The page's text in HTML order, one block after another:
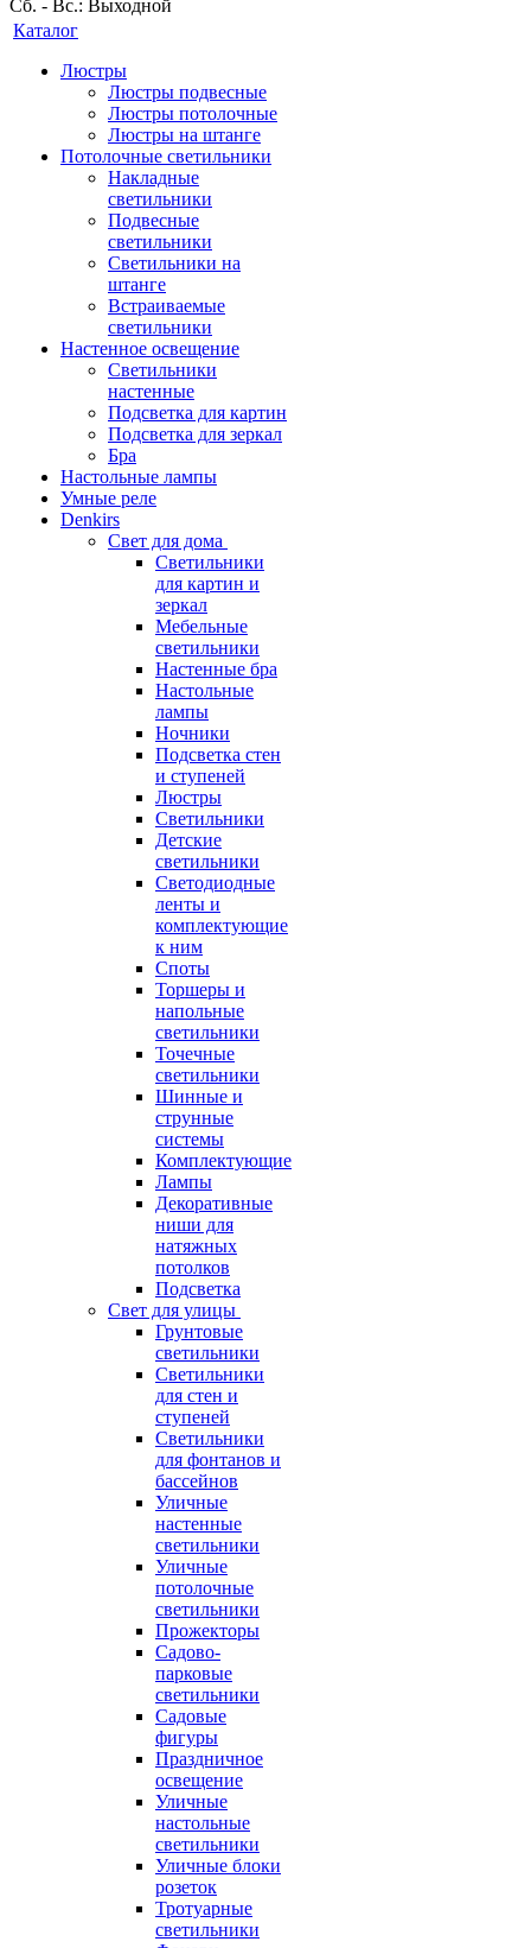
Сб. - Вс.: Выходной
Каталог
Люстры
Люстры подвесные
Люстры потолочные
Люстры на штанге
Потолочные светильники
Накладные
светильники
Подвесные
светильники
Светильники на
штанге
Встраиваемые
светильники
Настенное освещение
Светильники
настенные
Подсветка для картин
Подсветка для зеркал
Бра
Настольные лампы
Умные реле
Denkirs
Свет для дома
Светильники
для картин и
зеркал
Мебельные
светильники
Настенные бра
Настольные
лампы
Ночники
Подсветка стен
и ступеней
Люстры
Светильники
Детские
светильники
Светодиодные
ленты и
комплектующие
к ним
Споты
Торшеры и
напольные
светильники
Точечные
светильники
Шинные и
струнные
системы
Комплектующие
Лампы
Декоративные
ниши для
натяжных
потолков
Подсветка
Свет для улицы
Грунтовые
светильники
Светильники
для стен и
ступеней
Светильники
для фонтанов и
бассейнов
Уличные
настенные
светильники
Уличные
потолочные
светильники
Прожекторы
Садово-
парковые
светильники
Садовые
фигуры
Праздничное
освещение
Уличные
настольные
светильники
Уличные блоки
розеток
Тротуарные
светильники